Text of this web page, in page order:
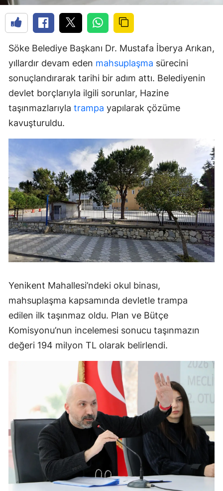
Söke Belediye Başkanı Dr. Mustafa İberya Arıkan,
yıllardır devam eden mahsuplaşma sürecini
sonuçlandırarak tarihi bir adım attı. Belediyenin
devlet borçlarıyla ilgili sorunlar, Hazine
taşınmazlarıyla trampa yapılarak çözüme
kavuşturuldu.
Yenikent Mahallesi’ndeki okul binası,
mahsuplaşma kapsamında devletle trampa
edilen ilk taşınmaz oldu. Plan ve Bütçe
Komisyonu’nun incelemesi sonucu taşınmazın
değeri 194 milyon TL olarak belirlendi.